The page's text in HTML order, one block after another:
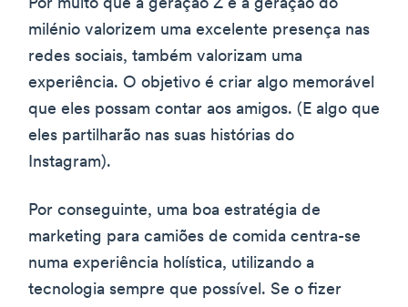
Por muito que a geração Z e a geração do
milénio valorizem uma excelente presença nas
redes sociais, também valorizam uma
experiência. O objetivo é criar algo memorável
que eles possam contar aos amigos. (E algo que
eles partilharão nas suas histórias do
Instagram).
Por conseguinte, uma boa estratégia de
marketing para camiões de comida centra-se
numa experiência holística, utilizando a
tecnologia sempre que possível. Se o fizer